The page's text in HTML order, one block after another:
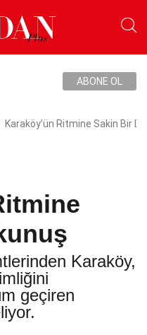
ABONE OL
Karaköy’ün Ritmine Sakin Bir
Karaköy,
geçiren